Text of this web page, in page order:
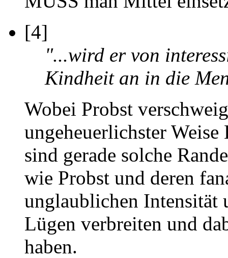
[4]
"...wird er von
Kindheit an in die
Wobei Probst
ungeheuerlichster
sind gerade solche
wie Probst und deren
unglaublichen Intensität
Lügen verbreiten und
haben.